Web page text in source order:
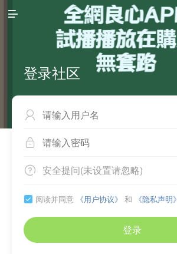

登录社区


 安全提问(未设置请忽略)
 阅读并同意 《用户协议》 和 《隐私声明》
登录